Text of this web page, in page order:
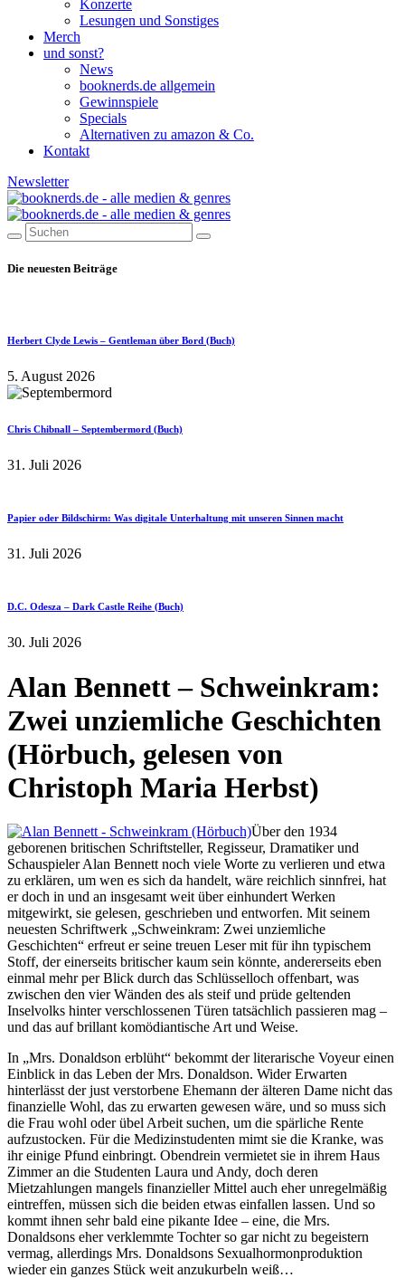
Konzerte
Lesungen und Sonstiges
Merch
und sonst?
News
booknerds.de allgemein
Gewinnspiele
Specials
Alternativen zu amazon & Co.
Kontakt
Newsletter
Die neuesten Beiträge
Herbert Clyde Lewis – Gentleman über Bord (Buch)
5. August 2026
Chris Chibnall – Septembermord (Buch)
31. Juli 2026
Papier oder Bildschirm: Was digitale Unterhaltung mit unseren Sinnen macht
31. Juli 2026
D.C. Odesza – Dark Castle Reihe (Buch)
30. Juli 2026
Alan Bennett – Schweinkram:
Zwei unziemliche Geschichten
(Hörbuch, gelesen von
Christoph Maria Herbst)
Über den 1934
geborenen britischen Schriftsteller, Regisseur, Dramatiker und
Schauspieler Alan Bennett noch viele Worte zu verlieren und etwa
zu erklären, um wen es sich da handelt, wäre reichlich sinnfrei, hat
er doch in und an insgesamt weit über einhundert Werken
mitgewirkt, sie gelesen, geschrieben und entworfen. Mit seinem
neuesten Schriftwerk „Schweinkram: Zwei unziemliche
Geschichten“ erfreut er seine treuen Leser mit für ihn typischem
Stoff, der einerseits britischer kaum sein könnte, andererseits eben
einmal mehr per Blick durch das Schlüsselloch offenbart, was
zwischen den vier Wänden des als steif und prüde geltenden
Inselvolks hinter verschlossenen Türen tatsächlich passieren mag –
und das auf brillant komödiantische Art und Weise.
In „Mrs. Donaldson erblüht“ bekommt der literarische Voyeur einen
Einblick in das Leben der Mrs. Donaldson. Wider Erwarten
hinterlässt der just verstorbene Ehemann der älteren Dame nicht das
finanzielle Wohl, das zu erwarten gewesen wäre, und so muss sich
die Frau wohl oder übel Arbeit suchen, um die spärliche Rente
aufzustocken. Für die Medizinstudenten mimt sie die Kranke, was
ihr einige Pfund einbringt. Obendrein vermietet sie in ihrem Haus
Zimmer an die Studenten Laura und Andy, doch deren
Mietzahlungen mangels finanzieller Mittel auch eher unregelmäßig
eintreffen, müssen sich die beiden etwas einfallen lassen. Und so
kommt ihnen sehr bald eine pikante Idee – eine, die Mrs.
Donaldsons eher verklemmte Tochter so gar nicht zu begeistern
vermag, allerdings Mrs. Donaldsons Sexualhormonproduktion
wieder ein ganzes Stück weit anzukurbeln weiß…